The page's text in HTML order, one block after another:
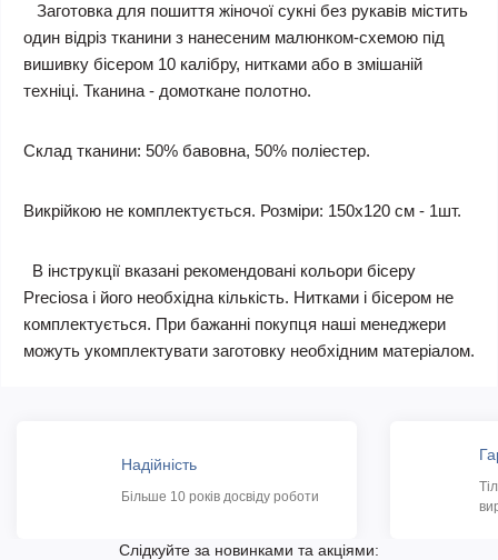
Заготовка для пошиття жіночої сукні без рукавів містить
один відріз тканини з нанесеним малюнком-схемою під
вишивку бісером 10 калібру, нитками або в змішаній
техніці. Тканина - домоткане полотно.
Склад тканини: 50% бавовна, 50% поліестер.
Викрійкою не комплектується. Розміри: 150х120 см - 1шт.
В інструкції вказані рекомендовані кольори бісеру
Preciosa і його необхідна кількість. Нитками і бісером не
комплектується. При бажанні покупця наші менеджери
можуть укомплектувати заготовку необхідним матеріалом.
Надійність
Більше 10 років досвіду роботи
Слідкуйте за новинками та акціями: